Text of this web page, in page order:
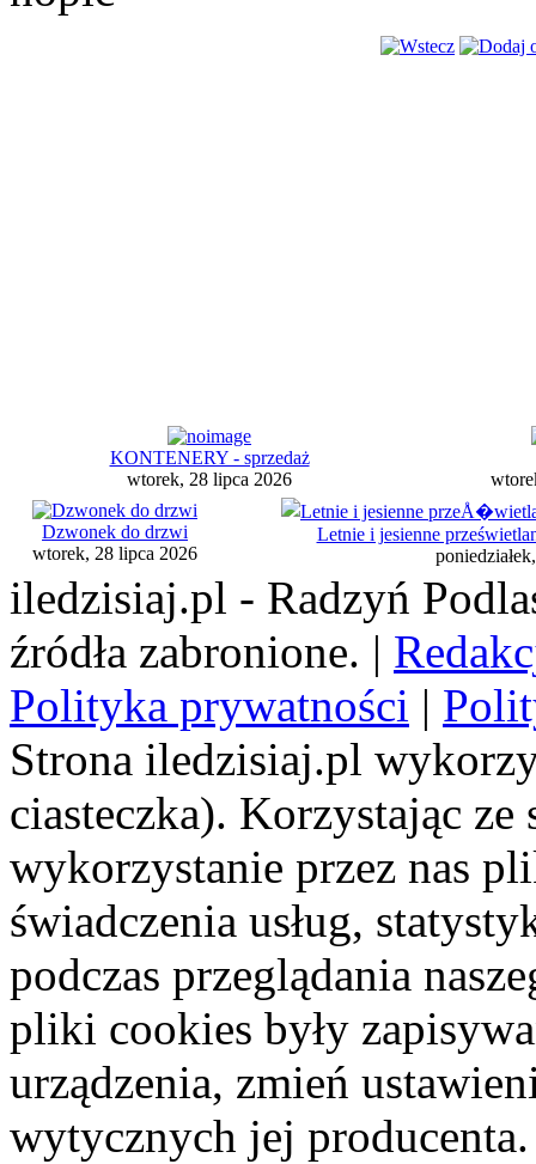
KONTENERY - sprzedaż
wtorek, 28 lipca 2026
Dzwonek do drzwi
wtorek, 28 lipca 2026
Letnie i jesienne
iledzisiaj.pl - Radzyń
źródła zabronione. |
Polityka prywatności |
Strona iledzisiaj.pl
ciasteczka). Korzystając
wykorzystanie przez nas
świadczenia usług,
podczas przeglądania
pliki cookies były
urządzenia, zmień
wytycznych jej producenta.